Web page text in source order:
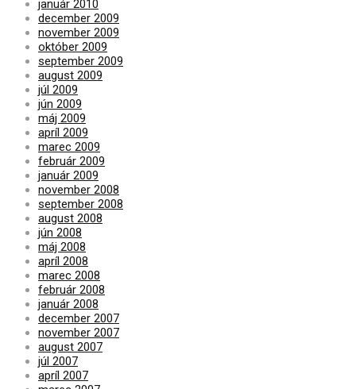
január 2010
december 2009
november 2009
október 2009
september 2009
august 2009
júl 2009
jún 2009
máj 2009
apríl 2009
marec 2009
február 2009
január 2009
november 2008
september 2008
august 2008
jún 2008
máj 2008
apríl 2008
marec 2008
február 2008
január 2008
december 2007
november 2007
august 2007
júl 2007
apríl 2007